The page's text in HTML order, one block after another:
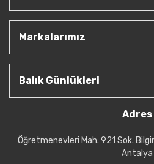
Markalarımız
Balık Günlükleri
Adres
Öğretmenevleri Mah. 921 Sok.
Antalya